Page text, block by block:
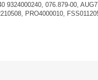
9324000240, 076.879-00,
PRO4000010,